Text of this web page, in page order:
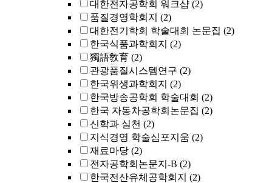
대한전자공학회 워크샵 (2)
품질경영학회지 (2)
대한전기학회 학술대회 논문집 (2)
한국식품과학회지 (2)
獨語敎育 (2)
관광품질시스템연구 (2)
한국위생과학회지 (2)
한국방송공학회 학술대회 (2)
한국 자동차공학회논문집 (2)
신학과 실천 (2)
지식경영 학술심포지움 (2)
재료마당 (2)
전자공학회논문지-B (2)
한국전산유체공학회지 (2)